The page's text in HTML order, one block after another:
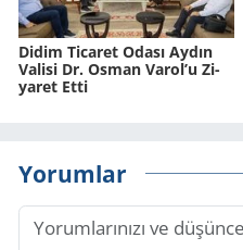
Didim Ti­ca­ret Odası Aydın
Va­li­si Dr. Osman Varol’u Zi­
ya­ret Etti
Yorumlar